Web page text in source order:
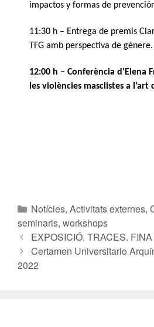
impactos y formas de
11:30 h – Entrega de premis
TFG amb perspectiva de gènere.
12:00 h – Conferència d’Elena
les violències masclistes a
Notícies, Activitats externes,
seminaris, workshops
EXPOSICIÓ. TRACES.
Certamen Universitario
2022